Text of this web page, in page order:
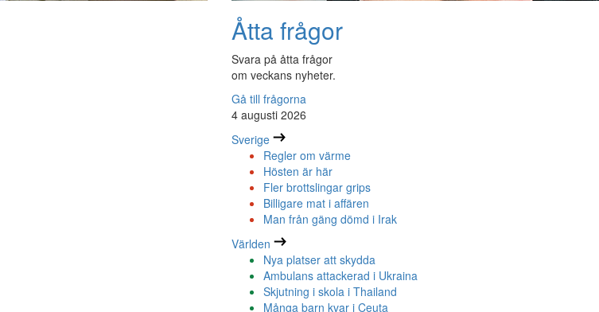
Åtta frågor
Svara på åtta frågor
om veckans nyheter.
Gå till frågorna
4 augusti 2026
Sverige
Regler om värme
Hösten är här
Fler brottslingar grips
Billigare mat i affären
Man från gäng dömd i Irak
Världen
Nya platser att skydda
Ambulans attackerad i Ukraina
Skjutning i skola i Thailand
Många barn kvar i Ceuta